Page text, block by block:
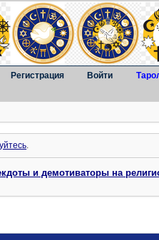
Регистрация Войти
.
и демотиваторы на